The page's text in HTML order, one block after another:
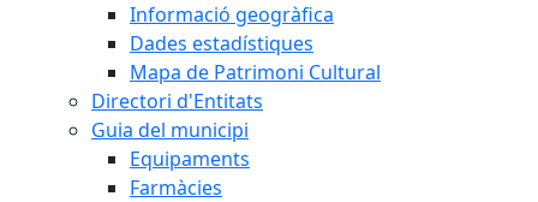
Informació geogràfica
Dades estadístiques
Mapa de Patrimoni Cultural
Directori d'Entitats
Guia del municipi
Equipaments
Farmàcies